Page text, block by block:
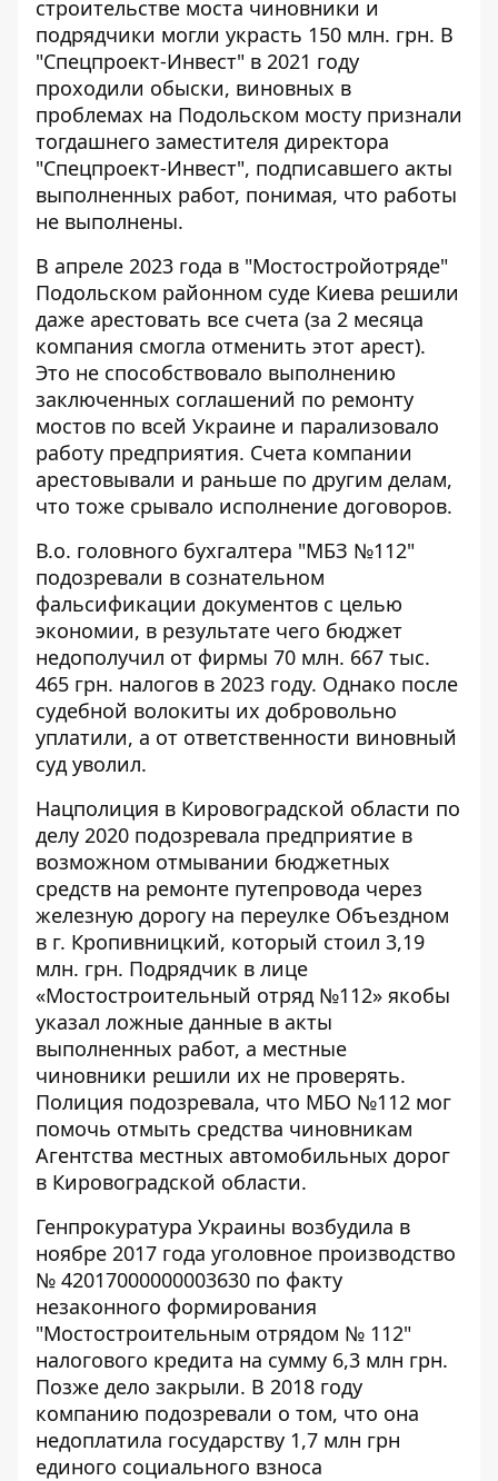
строительстве моста чиновники и
подрядчики могли украсть 150 млн. грн. В
"Спецпроект-Инвест" в 2021 году
проходили обыски, виновных в
проблемах на Подольском мосту признали
тогдашнего заместителя директора
"Спецпроект-Инвест", подписавшего акты
выполненных работ, понимая, что работы
не выполнены.
В апреле 2023 года в "Мостостройотряде"
Подольском районном суде Киева решили
даже арестовать все счета (за 2 месяца
компания смогла отменить этот арест).
Это не способствовало выполнению
заключенных соглашений по ремонту
мостов по всей Украине и парализовало
работу предприятия. Счета компании
арестовывали и раньше по другим делам,
что тоже срывало исполнение договоров.
В.о. головного бухгалтера "МБЗ №112"
подозревали в сознательном
фальсификации документов с целью
экономии, в результате чего бюджет
недополучил от фирмы 70 млн. 667 тыс.
465 грн. налогов в 2023 году. Однако после
судебной волокиты их добровольно
уплатили, а от ответственности виновный
суд уволил.
Нацполиция в Кировоградской области по
делу 2020 подозревала предприятие в
возможном отмывании бюджетных
средств на ремонте путепровода через
железную дорогу на переулке Объездном
в г. Кропивницкий, который стоил 3,19
млн. грн. Подрядчик в лице
«Мостостроительный отряд №112» якобы
указал ложные данные в акты
выполненных работ, а местные
чиновники решили их не проверять.
Полиция подозревала, что МБО №112 мог
помочь отмыть средства чиновникам
Агентства местных автомобильных дорог
в Кировоградской области.
Генпрокуратура Украины возбудила в
ноябре 2017 года уголовное производство
№ 42017000000003630 по факту
незаконного формирования
"Мостостроительным отрядом № 112"
налогового кредита на сумму 6,3 млн грн.
Позже дело закрыли. В 2018 году
компанию подозревали о том, что она
недоплатила государству 1,7 млн ​​грн
единого социального взноса